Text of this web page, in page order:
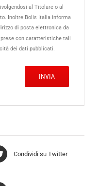
al Titolare o al
Inoltre Bolis Italia informa
di posta elettronica da
con caratteristiche tali
dei dati pubblicati.
Condividi su Twitter